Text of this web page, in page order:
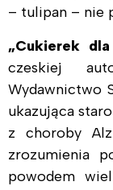
– tulipan – nie
„Cukierek
czeskiej
Wydawnictwo
ukazująca
z choroby
zrozumienia
powodem